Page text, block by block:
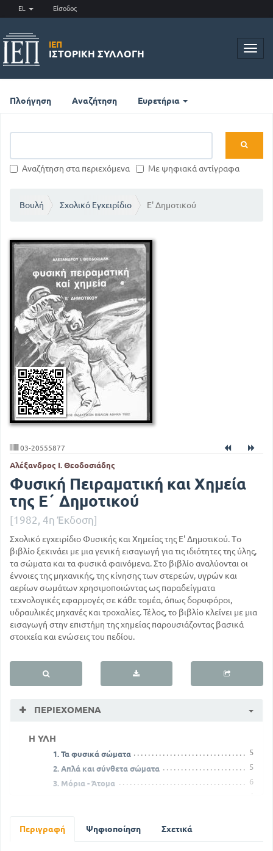
EL Είσοδος
ΙΕΠ
ΙΣΤΟΡΙΚΉ ΣΥΛΛΟΓΉ
Πλοήγηση Αναζήτηση Ευρετήρια
Αναζήτηση στα περιεχόμενα Με ψηφιακά αντίγραφα
Βουλή Σχολικό Εγχειρίδιο Ε' Δημοτικού
03-20555877
Αλέξανδρος Ι. Θεοδοσιάδης
Φυσική Πειραματική και Χημεία
της Ε΄ Δημοτικού
[1982, 4η Έκδοση]
Σχολικό εγχειρίδιο Φυσικής και Χημείας της Ε' Δημοτικού. Το
βιβλίο ξεκινάει με μια γενική εισαγωγή για τις ιδιότητες της ύλης,
τα σώματα και τα φυσικά φαινόμενα. Στο βιβλίο αναλύονται οι
έννοιες της μηχανικής, της κίνησης των στερεών, υγρών και
αερίων σωμάτων χρησιμοποιώντας ως παραδείγματα
τεχνολογικές εφαρμογές σε κάθε τομέα, όπως δορυφόροι,
υδραυλικές μηχανές και τροχαλίες. Τέλος, το βιβλίο κλείνει με μια
εισαγωγή στην επιστήμη της χημείας παρουσιάζοντας βασικά
στοιχεία και ενώσεις του πεδίου.
ΠΕΡΙΕΧΌΜΕΝΑ
Η ΥΛΗ
1. Τα φυσικά σώματα
5
2. Απλά και σύνθετα σώματα
5
3. Μόρια - Άτομα
6
6
6. Ιδιότητες των σωμάτων
Περιγραφή Ψηφιοποίηση Σχετικά